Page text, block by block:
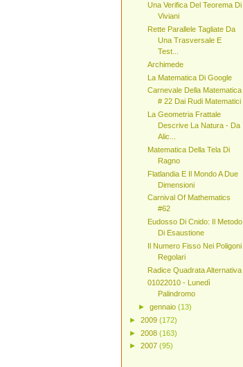
Una Verifica Del Teorema Di
Viviani
Rette Parallele Tagliate Da
Una Trasversale E
Test...
Archimede
La Matematica Di Google
Carnevale Della Matematica
# 22 Dai Rudi Matematici
La Geometria Frattale
Descrive La Natura - Da
Alic...
Matematica Della Tela Di
Ragno
Flatlandia E Il Mondo A Due
Dimensioni
Carnival Of Mathematics
#62
Eudosso Di Cnido: Il Metodo
Di Esaustione
Il Numero Fisso Nei Poligoni
Regolari
Radice Quadrata Alternativa
01022010 - Lunedì
Palindromo
► gennaio (13)
► 2009 (172)
► 2008 (163)
► 2007 (95)